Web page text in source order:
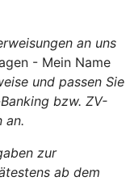
an uns
- Mein Name
und passen Sie
bzw. ZV-
an.
zur
ab dem